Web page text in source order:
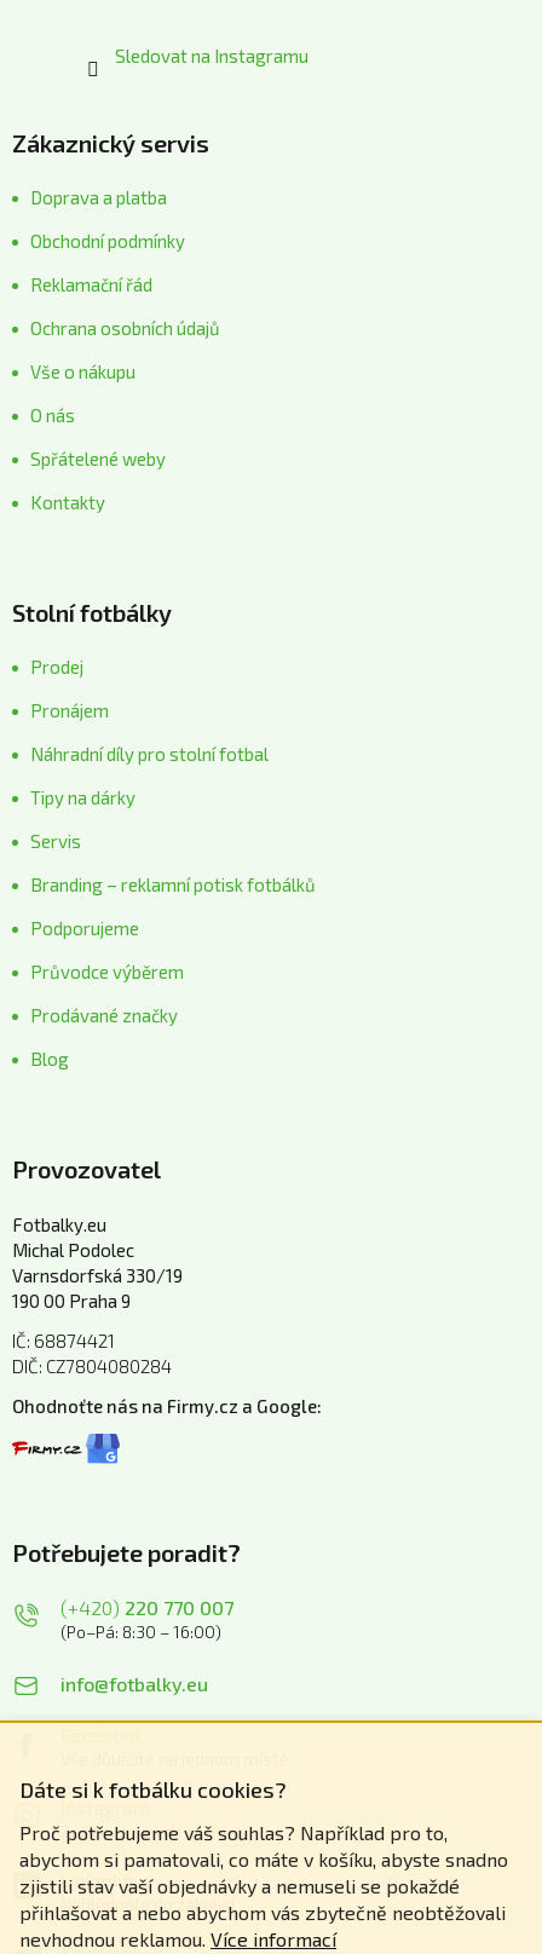
Dáte si k fotbálku cookies?
Proč potřebujeme váš souhlas? Například pro to,
abychom si pamatovali, co máte v košíku, abyste snadno
zjistili stav vaší objednávky a nemuseli se pokaždé
přihlašovat a nebo abychom vás zbytečně neobtěžovali
nevhodnou reklamou. Více informací
Sledovat na Instagramu
Zákaznický servis
Doprava a platba
Obchodní podmínky
Reklamační řád
Ochrana osobních údajů
Vše o nákupu
O nás
Spřátelené weby
Kontakty
Stolní fotbálky
Prodej
Pronájem
Náhradní díly pro stolní fotbal
Tipy na dárky
Servis
Branding – reklamní potisk fotbálků
Podporujeme
Průvodce výběrem
Prodávané značky
Blog
Provozovatel
Fotbalky.eu
Michal Podolec
Varnsdorfská 330/19
190 00 Praha 9
IČ: 68874421
DIČ: CZ7804080284
Ohodnoťte nás na Firmy.cz a Google:
Potřebujete poradit?
(+420) 220 770 007
(Po–Pá: 8:30 – 16:00)
info@fotbalky.eu
Zážitky z našich akcí
Linkedin
Nahlédněte do zákulisí